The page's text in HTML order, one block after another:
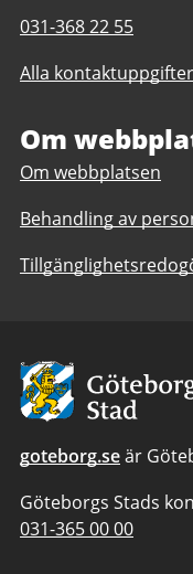
Telefonnummer
Geråshallen
031-368 22 55
Alla kontaktuppgifter
Om
Om webbplatsen
Behandling av
Avsändare:
Göteborgs
Stad
goteborg.seär
Göteborgs Stads
Telefonnummer
031-365 00 00